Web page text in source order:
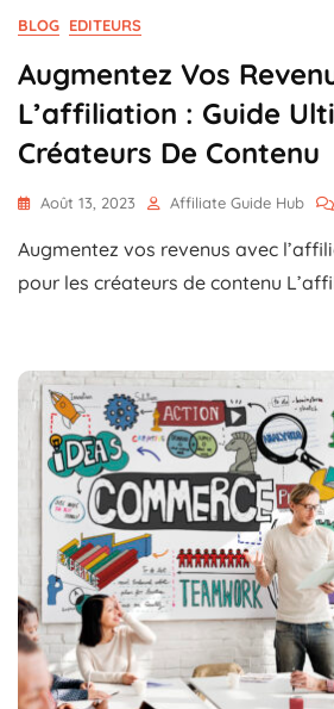
BLOG EDITEURS
Augmentez Vos
L’affiliation : Guide
Créateurs De Contenu
Août 13, 2023 Affiliate Guide Hub
Augmentez vos revenus avec
pour les créateurs de contenu